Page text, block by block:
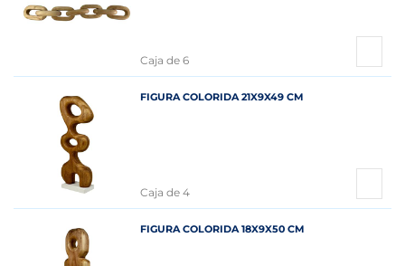
Caja de 6
FIGURA COLORIDA 21X9X49 CM
Caja de 4
FIGURA COLORIDA 18X9X50 CM